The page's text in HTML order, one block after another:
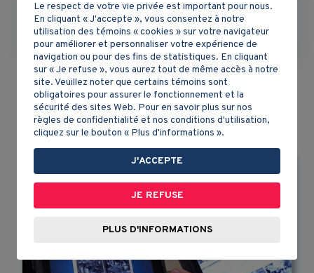
Produire la une d’un journal dans la classe de
Jean-François
Le respect de votre vie privée est important pour nous.
En cliquant « J'accepte », vous consentez à notre
utilisation des témoins « cookies » sur votre navigateur
pour améliorer et personnaliser votre expérience de
navigation ou pour des fins de statistiques. En cliquant
sur « Je refuse », vous aurez tout de même accès à notre
site. Veuillez noter que certains témoins sont
obligatoires pour assurer le fonctionnement et la
sécurité des sites Web. Pour en savoir plus sur nos
règles de confidentialité et nos conditions d'utilisation,
cliquez sur le bouton « Plus d'informations ».
J'ACCEPTE
JE REFUSE
PLUS D'INFORMATIONS